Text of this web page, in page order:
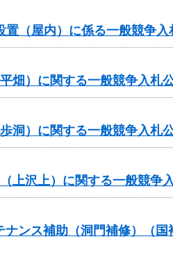
（屋内）に係る一般競争入
畑）に関する一般競争入札
洞）に関する一般競争入札
上沢上）に関する一般競争
ンス補助（洞門補修）（国